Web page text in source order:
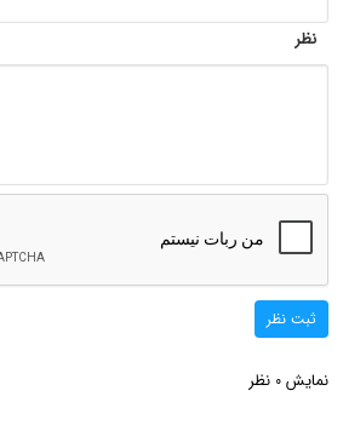
نظر
ثبت نظر
نمایش 0 نظر